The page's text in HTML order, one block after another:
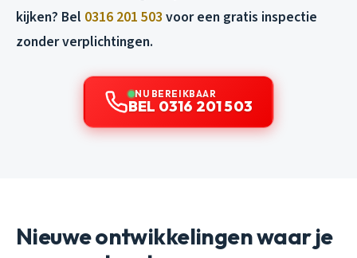
kijken? Bel 0316 201 503 voor een gratis inspectie
zonder verplichtingen.
NU BEREIKBAAR
BEL 0316 201 503
Nieuwe ontwikkelingen waar je